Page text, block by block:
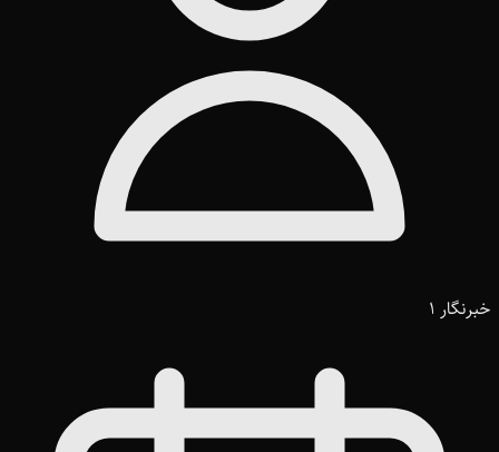
خبرنگار 1